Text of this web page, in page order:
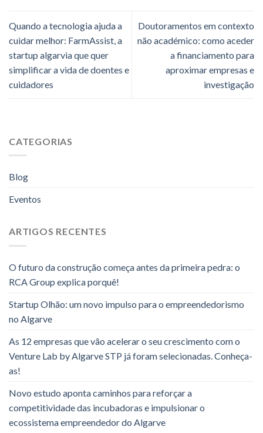
Quando a tecnologia ajuda a
cuidar melhor: FarmAssist, a
startup algarvia que quer
simplificar a vida de doentes e
cuidadores
Doutoramentos em contexto
não académico: como aceder
a financiamento para
aproximar empresas e
investigação
CATEGORIAS
Blog
Eventos
ARTIGOS RECENTES
O futuro da construção começa antes da primeira pedra: o
RCA Group explica porquê!
Startup Olhão: um novo impulso para o empreendedorismo
no Algarve
As 12 empresas que vão acelerar o seu crescimento com o
Venture Lab by Algarve STP já foram selecionadas. Conheça-
as!
Novo estudo aponta caminhos para reforçar a
competitividade das incubadoras e impulsionar o
ecossistema empreendedor do Algarve